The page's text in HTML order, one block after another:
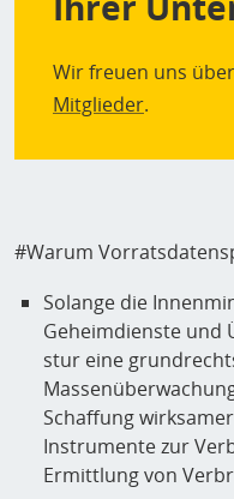
Wir freuen uns über
Mitglieder.
#Warum
Solange die
Geheimdienste und
stur eine
Schaffung
Instrumente zur
Ermittlung von